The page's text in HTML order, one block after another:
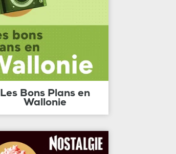
Les Bons Plans en
Wallonie